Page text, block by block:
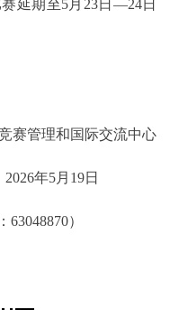
延期至5月23日—24日
赛管理和国际交流中心
2026年5月19日
）